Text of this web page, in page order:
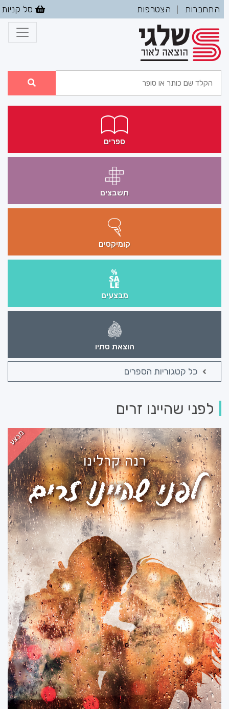
התחברות הצטרפות סל קניות
ספרים
תשבצים
קומיקסים
מבצעים
הוצאת סתיו
כל קטגוריות הספרים
לפני שהיינו זרים
מבצע